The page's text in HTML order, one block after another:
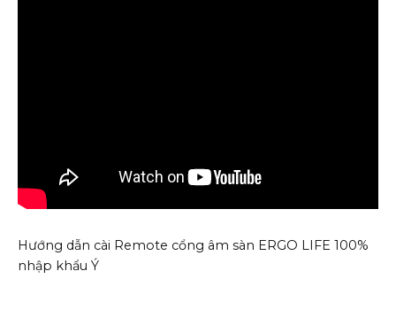
Hướng dẫn cài Remote cổng âm sàn ERGO LIFE 100%
nhập khẩu Ý